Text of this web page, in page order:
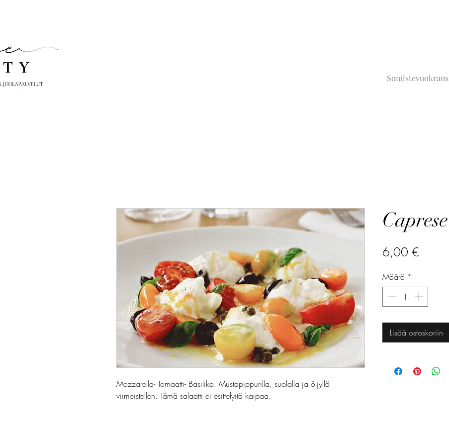
Somistevuokraus
Mozzarella- Tomaatti- Basilika. Mustapippurilla, suolalla ja öljyllä
viimeistellen. Tämä salaatti ei esittelyitä kaipaa.
Caprese
6,00 €
Määrä *
Lisää ostoskoriin